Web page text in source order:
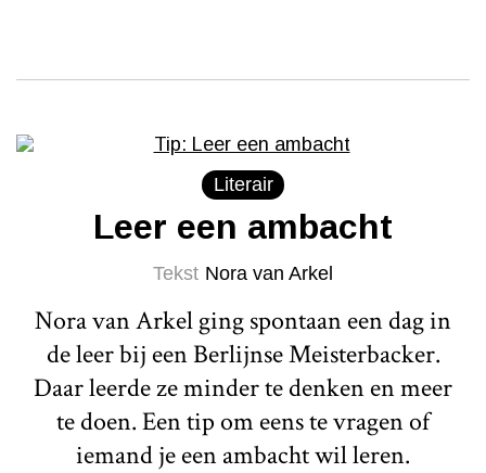
Literair
Leer een ambacht
Tekst Nora van Arkel
Nora van Arkel ging spontaan een dag in
de leer bij een Berlijnse Meisterbacker.
Daar leerde ze minder te denken en meer
te doen. Een tip om eens te vragen of
iemand je een ambacht wil leren.